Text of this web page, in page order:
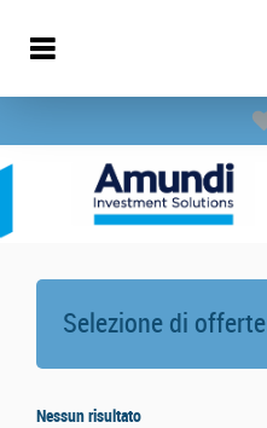
Selezione di offerte
Nessun risultato